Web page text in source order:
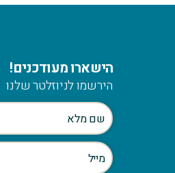
הישארו מעודכנים!
הירשמו לניוזלטר שלנו